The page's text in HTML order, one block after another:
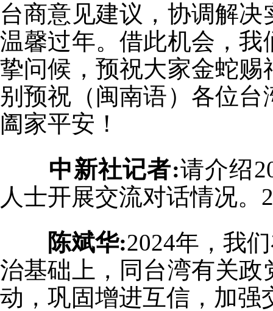
台商意见建议，协调解
温馨过年。借此机会，
挚问候，预祝大家金蛇
别预祝（闽南语）各位
阖家平安！
中新社记者:请介绍
人士开展交流对话情况。
陈斌华:2024年，我
治基础上，同台湾有关
动，巩固增进互信，加强